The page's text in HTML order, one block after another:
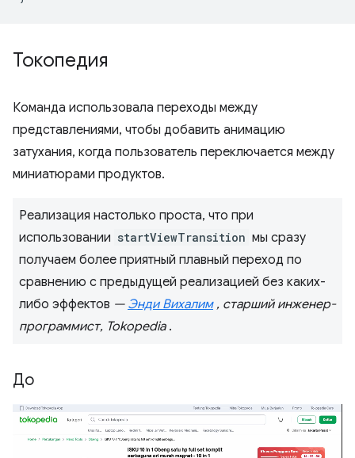
Токопедия
Команда использовала переходы между
представлениями, чтобы добавить анимацию
затухания, когда пользователь переключается между
миниатюрами продуктов.
Реализация настолько проста, что при
использовании startViewTransition мы сразу
получаем более приятный плавный переход по
сравнению с предыдущей реализацией без каких-
либо эффектов — Энди Вихалим, старший инженер-
программист, Tokopedia.
До